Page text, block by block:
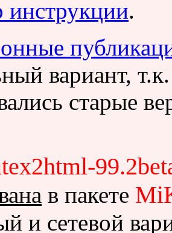
.
вариант,
старые
в пакете
и сетевой